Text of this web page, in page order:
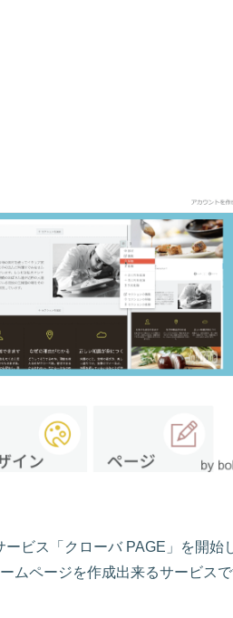
ビス「クローバ PAGE」を開始
ムページを作成出来るサービスで